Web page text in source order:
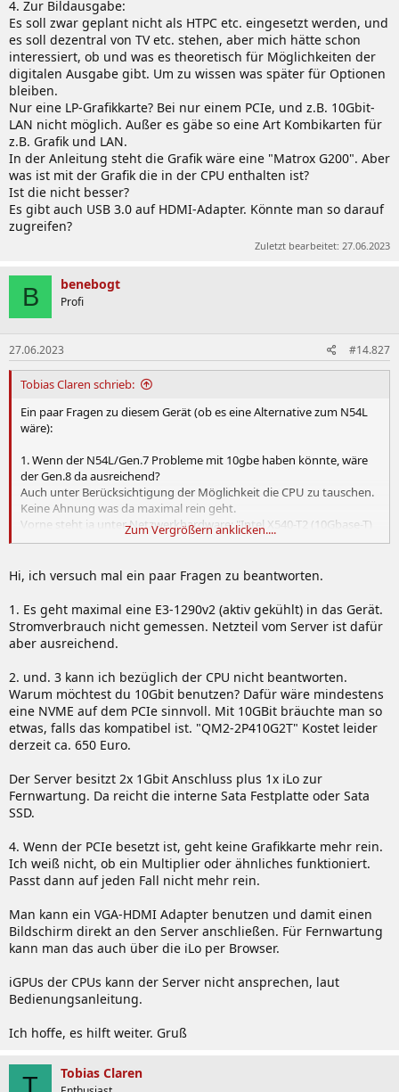
4. Zur Bildausgabe:
Es soll zwar geplant nicht als HTPC etc. eingesetzt werden, und
es soll dezentral von TV etc. stehen, aber mich hätte schon
interessiert, ob und was es theoretisch für Möglichkeiten der
digitalen Ausgabe gibt. Um zu wissen was später für Optionen
bleiben.
Nur eine LP-Grafikkarte? Bei nur einem PCIe, und z.B. 10Gbit-
LAN nicht möglich. Außer es gäbe so eine Art Kombikarten für
z.B. Grafik und LAN.
In der Anleitung steht die Grafik wäre eine "Matrox G200". Aber
was ist mit der Grafik die in der CPU enthalten ist?
Ist die nicht besser?
Es gibt auch USB 3.0 auf HDMI-Adapter. Könnte man so darauf
zugreifen?
Zuletzt bearbeitet: 27.06.2023
B benebogt
Profi
27.06.2023 #14.827
Tobias Claren schrieb:
Ein paar Fragen zu diesem Gerät (ob es eine Alternative zum N54L
wäre):
1. Wenn der N54L/Gen.7 Probleme mit 10gbe haben könnte, wäre
der Gen.8 da ausreichend?
Auch unter Berücksichtigung der Möglichkeit die CPU zu tauschen.
Keine Ahnung was da maximal rein geht.
Vorne steht ja unter Netzwerkhardware: "Intel X540-T2 (10Gbase-T)
Dual Port - Q".
2. Welche CPU wäre vermutlich mindestens für 10Gbit nötig?
Was ist mit dem 1220LV3 mit 13W TDP und 4M Cache (alle anderen
8M)? Sind nur 1,1Ghz/1,3Ghz.
Aber 13W (1220, 1230, 1240...) ist ein großer Unterschied zu 80W der
meisten CPU, und 65W einiger CPU.
3. Wie hoch ist der Stromverbrauch real, auch im Vergleich zum
N54L?
Ich fand für den N54L 20W im Idle in Foren. Für den Gen. 8 aber 50W
in einem Forenbeitrag, dass das doch recht hoch wäre.
Laut HP aber 30W im Idle, und 42W Peak.
Es soll zwar geplant nicht als HTPC etc. eingesetzt werden, und es
soll dezentral von TV etc. stehen, aber mich hätte schon interessiert,
ob und was es theoretisch für Möglichkeiten der digitalen Ausgabe
Nur eine LP-Grafikkarte? Bei nur einem PCIe, und z.B. 10Gbit-LAN
nicht möglich. Außer es gäbe so eine Art Kombikarten für z.B. Grafik
und LAN.
In der Anleitung steht die Grafik wäre eine "Matrox G200". Aber was
ist mit der Grafik die in der CPU enthalten ist?
Ist die nicht besser?
Es gibt auch USB 3.0 auf HDMI-Adapter. Könnte man so darauf
zugreifen?
Zum Vergrößern anklicken....
Hi, ich versuch mal ein paar Fragen zu beantworten.
1. Es geht maximal eine E3-1290v2 (aktiv gekühlt) in das Gerät.
Stromverbrauch nicht gemessen. Netzteil vom Server ist dafür
aber ausreichend.
2. und. 3 kann ich bezüglich der CPU nicht beantworten.
Warum möchtest du 10Gbit benutzen? Dafür wäre mindestens
eine NVME auf dem PCIe sinnvoll. Mit 10GBit bräuchte man so
etwas, falls das kompatibel ist. "QM2-2P410G2T" Kostet leider
derzeit ca. 650 Euro.
Der Server besitzt 2x 1Gbit Anschluss plus 1x iLo zur
Fernwartung. Da reicht die interne Sata Festplatte oder Sata
SSD.
4. Wenn der PCIe besetzt ist, geht keine Grafikkarte mehr rein.
Ich weiß nicht, ob ein Multiplier oder ähnliches funktioniert.
Passt dann auf jeden Fall nicht mehr rein.
Man kann ein VGA-HDMI Adapter benutzen und damit einen
Bildschirm direkt an den Server anschließen. Für Fernwartung
kann man das auch über die iLo per Browser.
iGPUs der CPUs kann der Server nicht ansprechen, laut
Bedienungsanleitung.
Ich hoffe, es hilft weiter. Gruß
T Tobias Claren